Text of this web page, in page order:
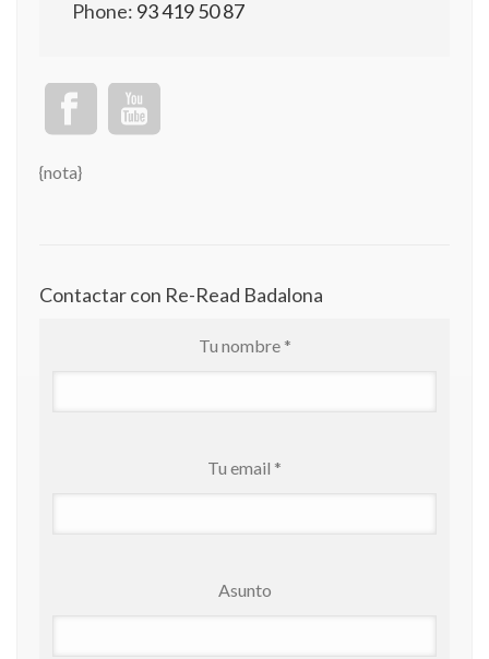
Phone: 93 419 50 87
{nota}
Contactar con Re-Read Badalona
Tu nombre *
Tu email *
Asunto